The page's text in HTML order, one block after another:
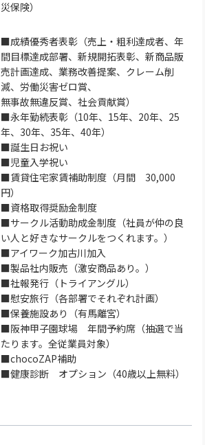
災保険）
■成績優秀者表彰（売上・粗利達成者、年
間目標達成部署、新規開拓表彰、新商品販
売計画達成、業務改善提案、クレーム削
減、労働災害ゼロ賞、
無事故無違反賞、社会貢献賞）
■永年勤続表彰（10年、15年、20年、25
年、30年、35年、40年）
■誕生日お祝い
■児童入学祝い
■賃貸住宅家賃補助制度（月間 30,000
円）
■資格取得奨励金制度
■サークル活動助成金制度（社員が仲の良
い人と好きなサークルをつくれます。）
■アイワーク加古川加入
■製品社内販売（激安商品あり。）
■社報発行（トライアングル）
■慰安旅行（各部署でそれぞれ計画）
■保養施設あり（有馬離宮）
■阪神甲子園球場 年間予約席（抽選で当
たります。全従業員対象）
■chocoZAP補助
■健康診断 オプション（40歳以上無料）